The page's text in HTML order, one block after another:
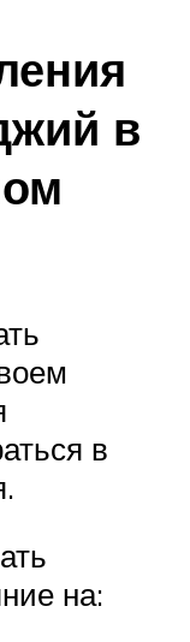
в
в
на: